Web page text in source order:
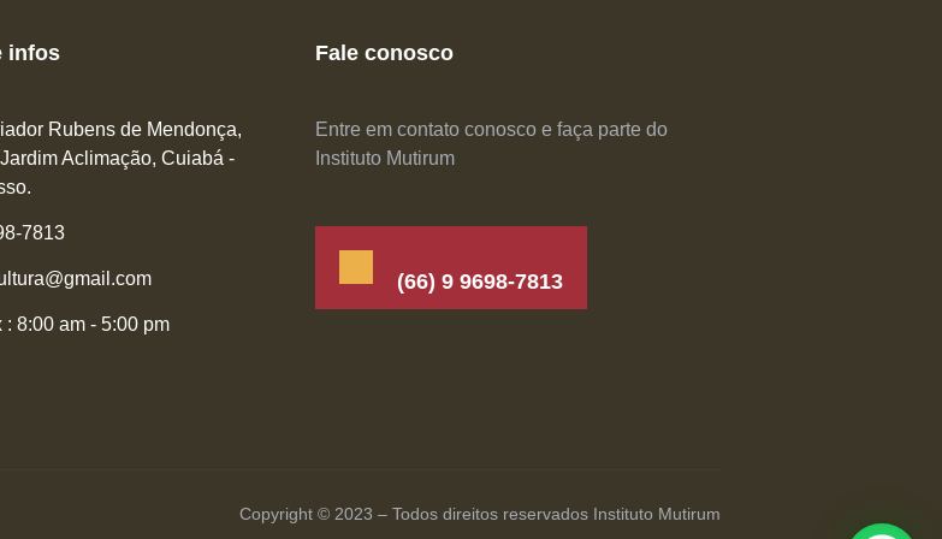
infos
Rubens de Mendonça,
Aclimação, Cuiabá -
7813
: 8:00 am - 5:00 pm
Fale conosco
Entre em contato conosco e faça parte do
Instituto Mutirum
(66) 9 9698-7813
Copyright © 2023 – Todos direitos reservados Instituto Mutirum